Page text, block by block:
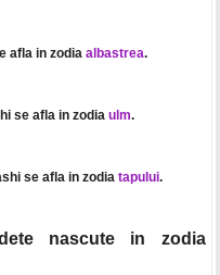
afla in zodia albastrea.
se afla in zodia ulm.
se afla in zodia tapului.
nascute in zodia